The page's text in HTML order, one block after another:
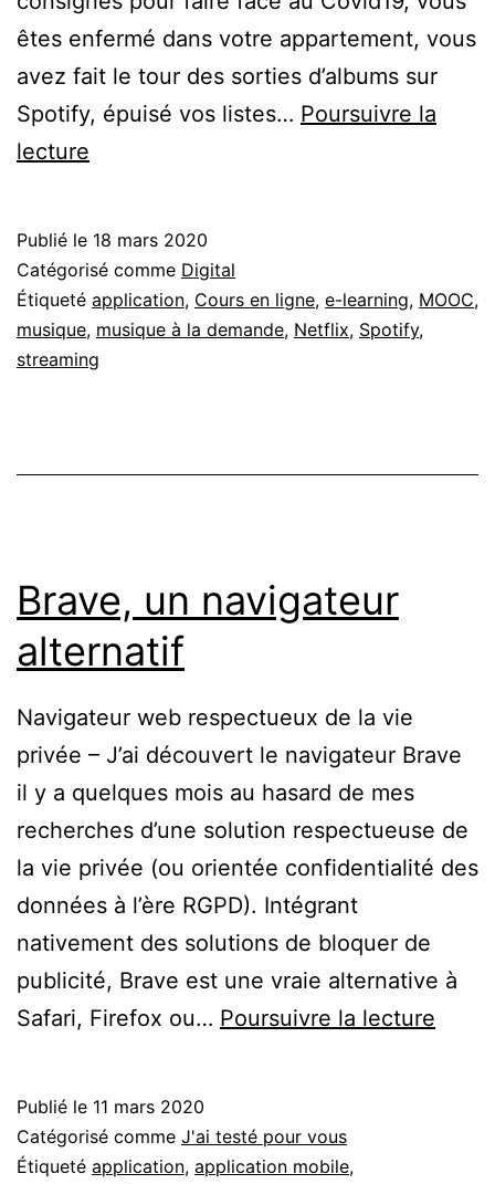
êtes enfermé dans votre appartement, vous
avez fait le tour des sorties d’albums sur
Spotify, épuisé vos listes… Poursuivre la
lecture
:
idées
d’activités
en
Publié le 18 mars 2020
Catégorisé comme Digital
Étiqueté application, Cours en ligne, e-learning, MOOC,
musique, musique à la demande, Netflix, Spotify,
streaming
Brave, un navigateur
alternatif
Navigateur web respectueux de la vie
privée – J’ai découvert le navigateur Brave
il y a quelques mois au hasard de mes
recherches d’une solution respectueuse de
la vie privée (ou orientée confidentialité des
données à l’ère RGPD). Intégrant
nativement des solutions de bloquer de
publicité, Brave est une vraie alternative à
Safari, Firefox ou… Poursuivre la lecture
Publié le 11 mars 2020
Catégorisé comme J'ai testé pour vous
Étiqueté application, application mobile,